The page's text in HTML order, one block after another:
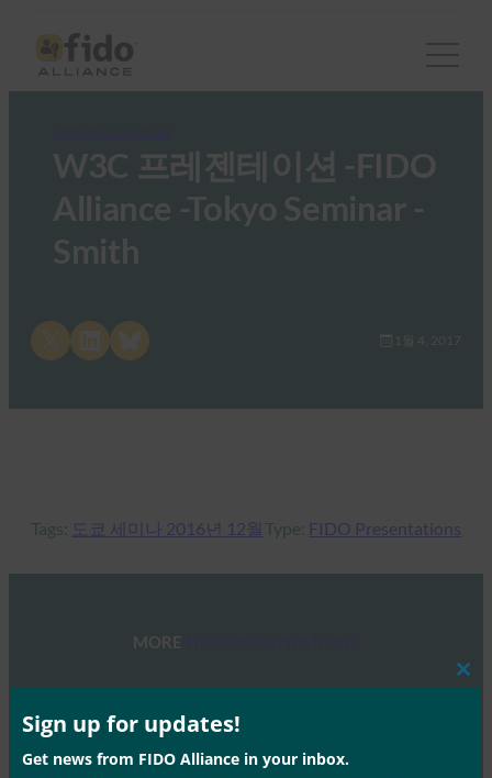
W3C 프레젠테이션 -FIDO
Alliance -Tokyo Seminar -
Smith
Share on LinkedInShare on Bluesky 1월 4, 2017
Tags: 도쿄 세미나 2016년 12월 Type: FIDO Presentations
MORE
FIDO Presentations
7월 16, 2020
Sign up for updates!
Get news from FIDO Alliance in your inbox.